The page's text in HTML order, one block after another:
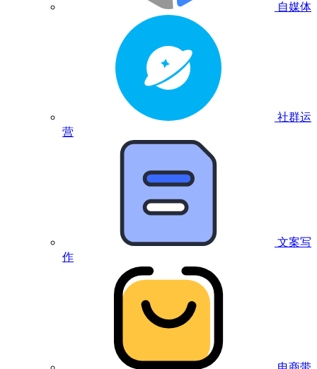
自媒体
社群运
营
文案写
作